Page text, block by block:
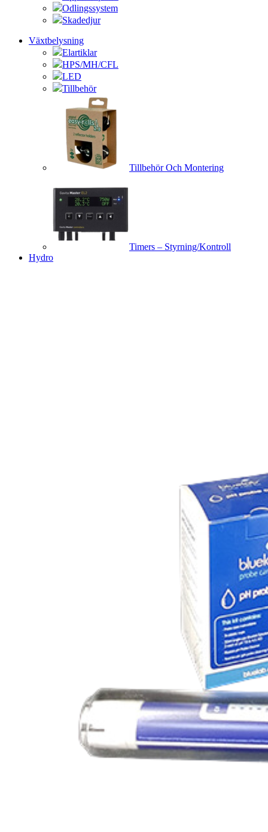
Odlingssystem
Skadedjur
Växtbelysning
Elartiklar
HPS/MH/CFL
LED
Tillbehör
Tillbehör Och Montering
Timers – Styrning/Kontroll
Hydro